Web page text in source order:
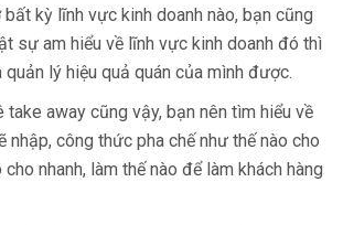
kỳ lĩnh vực kinh doanh nào, bạn cũng
sự am hiểu về lĩnh vực kinh doanh đó thì
quản lý hiệu quả quán của mình được.
take away cũng vậy, bạn nên tìm hiểu về
nhập, công thức pha chế như thế nào cho
nhanh, làm thế nào để làm khách hàng